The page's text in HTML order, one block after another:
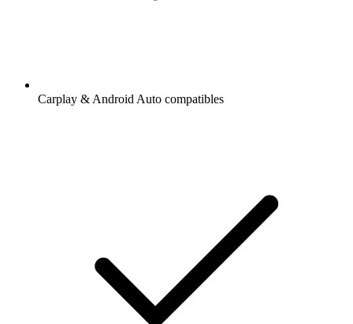
Carplay & Android Auto compatibles